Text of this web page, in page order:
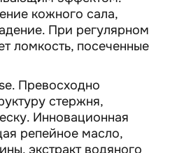
кожного сала,
При регулярном
ломкость, посеченные
Превосходно
стержня,
Инновационная
репейное масло,
экстракт водяного